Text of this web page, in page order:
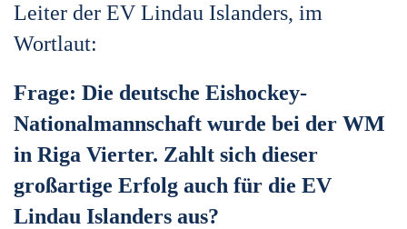
Leiter der EV Lindau Islanders, im
Wortlaut:
Frage: Die deutsche Eishockey-
Nationalmannschaft wurde bei der WM
in Riga Vierter. Zahlt sich dieser
großartige Erfolg auch für die EV
Lindau Islanders aus?